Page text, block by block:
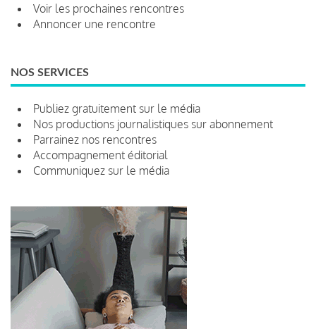
Voir les prochaines rencontres
Annoncer une rencontre
NOS SERVICES
Publiez gratuitement sur le média
Nos productions journalistiques sur abonnement
Parrainez nos rencontres
Accompagnement éditorial
Communiquez sur le média